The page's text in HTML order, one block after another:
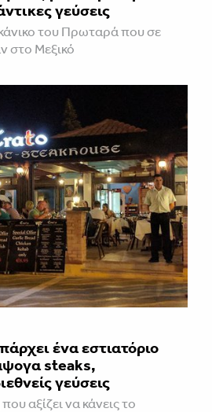
γεύσεις
του Πρωταρά που σε
στο Μεξικό
ένα εστιατόριο
steaks,
γεύσεις
αξίζει να κάνεις το